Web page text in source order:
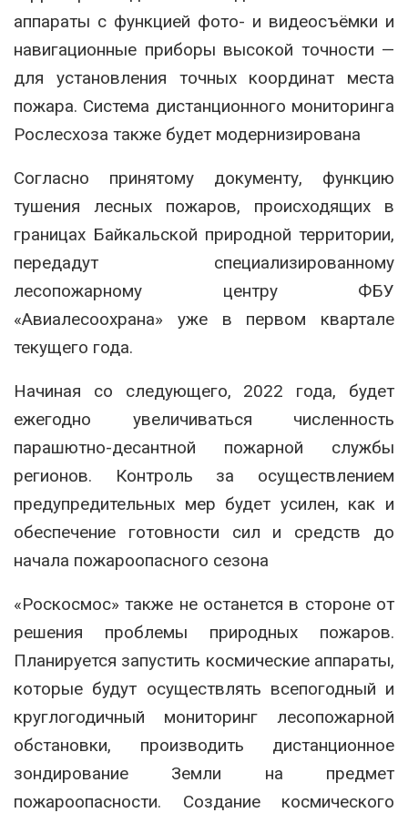
аппараты с функцией фото- и видеосъёмки и
навигационные приборы высокой точности —
для установления точных координат места
пожара. Система дистанционного мониторинга
Рослесхоза также будет модернизирована
Согласно принятому документу, функцию
тушения лесных пожаров, происходящих в
границах Байкальской природной территории,
передадут специализированному
лесопожарному центру ФБУ
«Авиалесоохрана» уже в первом квартале
текущего года.
Начиная со следующего, 2022 года, будет
ежегодно увеличиваться численность
парашютно-десантной пожарной службы
регионов. Контроль за осуществлением
предупредительных мер будет усилен, как и
обеспечение готовности сил и средств до
начала пожароопасного сезона
«Роскосмос» также не останется в стороне от
решения проблемы природных пожаров.
Планируется запустить космические аппараты,
которые будут осуществлять всепогодный и
круглогодичный мониторинг лесопожарной
обстановки, производить дистанционное
зондирование Земли на предмет
пожароопасности. Создание космического